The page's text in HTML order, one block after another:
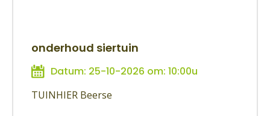
onderhoud siertuin
Datum: 25-10-2026 om: 10:00u
TUINHIER Beerse